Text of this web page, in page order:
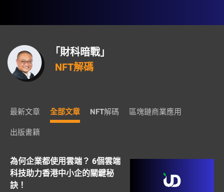
「財科暗戰」
NFT解碼
最新文章 全部文章 NFT解碼
區塊鏈商業應用
出版書籍
為何企業都使用雲端？ 6個雲端
科技助力香港中小企的關鍵秘
訣！